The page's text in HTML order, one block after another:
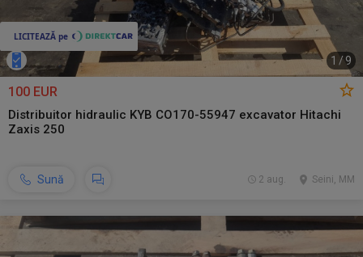
1 / 9
100 EUR
Distribuitor hidraulic KYB CO170-55947 excavator Hitachi
Zaxis 250
Sună Seini, MM
2 aug.